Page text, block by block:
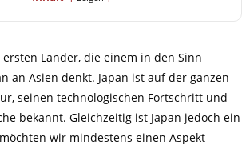
ersten Länder, die einem in den Sinn
an Asien denkt. Japan ist auf der ganzen
seinen technologischen Fortschritt und
bekannt. Gleichzeitig ist Japan jedoch ein
wir mindestens einen Aspekt